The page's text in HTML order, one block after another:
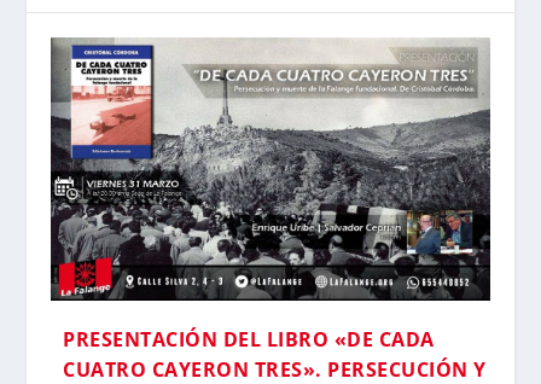
PRESENTACIÓN DEL LIBRO «DE CADA
CUATRO CAYERON TRES». PERSECUCIÓN Y